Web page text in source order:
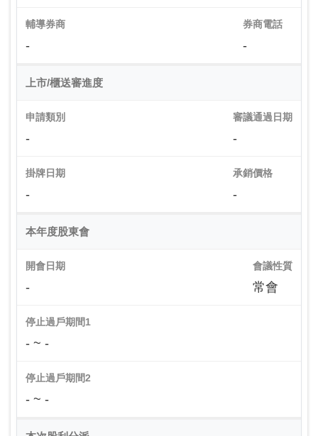
輔導券商
-
券商電話
-
上市/櫃送審進度
申請類別
-
審議通過日期
-
掛牌日期
-
承銷價格
-
本年度股東會
開會日期
-
會議性質
常會
停止過戶期間1
- ~ -
停止過戶期間2
- ~ -